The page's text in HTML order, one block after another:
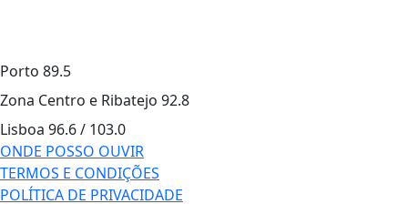
Porto 89.5
Zona Centro e Ribatejo 92.8
Lisboa 96.6 / 103.0
ONDE POSSO OUVIR
TERMOS E CONDIÇÕES
POLÍTICA DE PRIVACIDADE